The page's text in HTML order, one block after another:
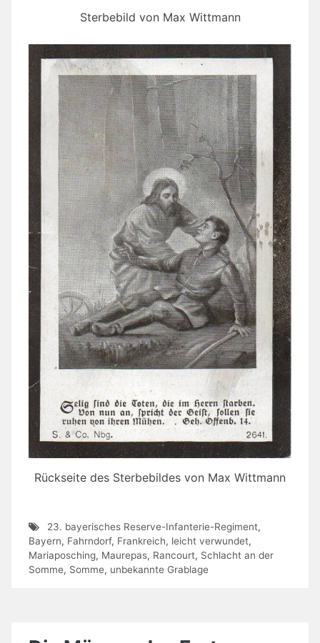
Sterbebild von Max Wittmann
Rückseite des Sterbebildes von Max Wittmann
23. bayerisches Reserve-Infanterie-Regiment,
Bayern, Fahrndorf, Frankreich, leicht verwundet,
Mariaposching, Maurepas, Rancourt, Schlacht an der
Somme, Somme, unbekannte Grablage